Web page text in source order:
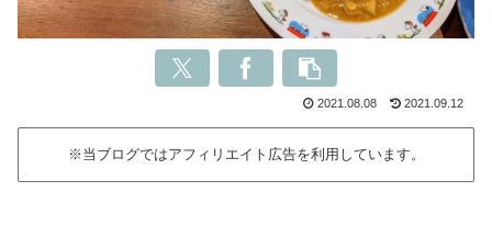
2021.08.08 2021.09.12
※当ブログではアフィリエイト広告を利用しています。